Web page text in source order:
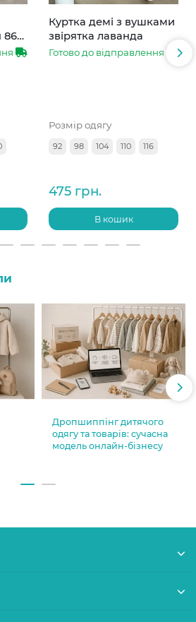
86-
Куртка демі з вушками
звірятка лаванда
Готово до відправлення
Розмір одягу
92 98 104 110 116
475 грн.
В кошик
Дропшиппінг дитячого
одягу та товарів: сучасна
модель онлайн-бізнесу